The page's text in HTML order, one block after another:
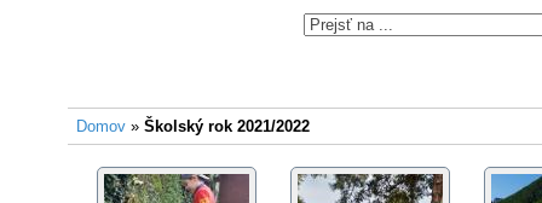
Domov »Školský rok 2021/2022